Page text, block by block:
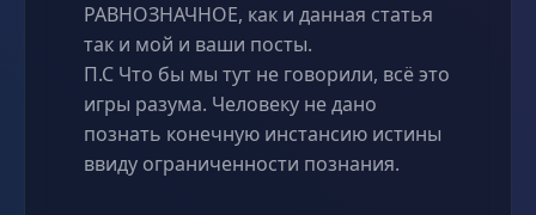
РАВНОЗНАЧНОЕ, как и данная статья
так и мой и ваши посты.
П.С Что бы мы тут не говорили, всё это
игры разума. Человеку не дано
познать конечную инстансию истины
ввиду ограниченности познания.